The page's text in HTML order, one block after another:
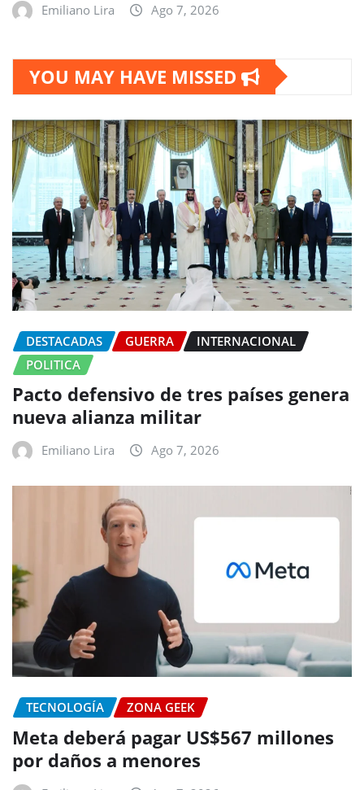
Emiliano Lira Ago 7, 2026
YOU MAY HAVE MISSED
DESTACADAS GUERRA
INTERNACIONAL
POLITICA
Pacto defensivo de tres países genera
nueva alianza militar
Emiliano Lira Ago 7, 2026
TECNOLOGÍA ZONA GEEK
Meta deberá pagar US$567 millones
por daños a menores